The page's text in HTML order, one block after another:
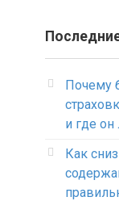
Почему
и где он
Как